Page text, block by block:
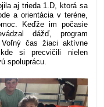
aj trieda 1.D, ktorá sa
a orientácia v teréne,
Keďže im počasie
dážď, program
čas žiaci aktívne
si precvičili nielen
spoluprácu.